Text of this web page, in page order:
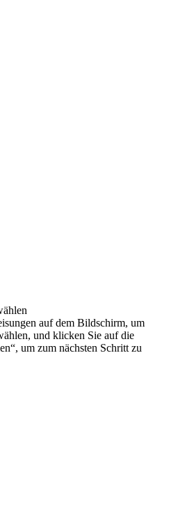
auf dem Bildschirm, um
und klicken Sie auf die
um zum nächsten Schritt zu